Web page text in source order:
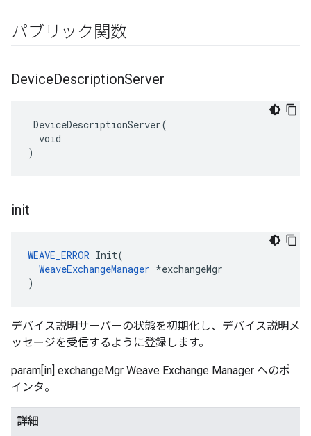
パブリック関数
DeviceDescriptionServer
DeviceDescriptionServer(
  void
)
init
WEAVE_ERROR Init(
WeaveExchangeManager *exchangeMgr
)
デバイス説明サーバーの状態を初期化し、デバイス説明メ
ッセージを受信するように登録します。
param[in] exchangeMgr Weave Exchange Manager へのポ
インタ。
詳細